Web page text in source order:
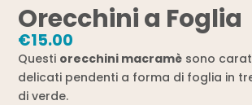
Orecchini a Foglia
€15.00
Questi orecchini macramè sono
delicati pendenti a forma di foglia in
di verde.